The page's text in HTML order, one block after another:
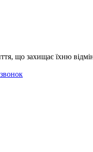
що захищає їхню